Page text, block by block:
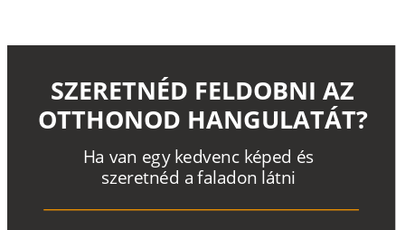
Ha van egy kedvenc képed és
szeretnéd a faladon látni
SZERETNÉD FELDOBNI AZ
OTTHONOD HANGULATÁT?